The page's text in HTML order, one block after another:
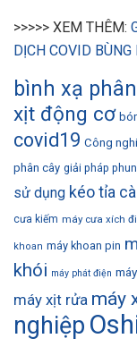
>>>>> XEM THÊM:
DỊCH COVID
bình xạ phân
xịt động cơ
covid19 Công
phân cây giải pháp
sử dụng kéo tỉa
cưa kiếm máy cưa xích
khoan máy khoan pin
khói máy phát điện
máy xịt rửa máy
nghiệp